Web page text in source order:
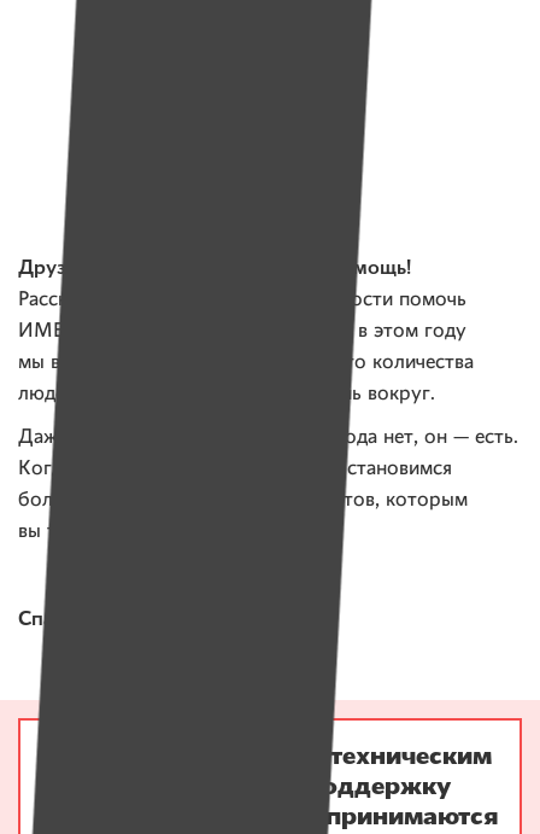
Друзья, нам важна любая ваша помощь!
Расскажите, пожалуйста, о возможности помочь
ИМЕНАМ и своим друзьям. Именно в этом году
мы все увидели, как усилия большого количества
людей и солидарность меняют жизнь вокруг.
Даже тогда, когда кажется, что выхода нет, он — есть.
Когда мы с вами объединяемся, мы становимся
большой силой. Список всех проектов, которым
вы тоже можете помочь, —
Спасибо, что остаетесь с нами!
Нам очень жаль, но по техническим
причинам платежи в поддержку
проектов временно не принимаются